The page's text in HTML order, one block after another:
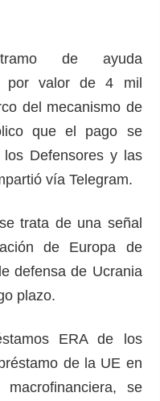
de ayuda
por valor de 4 mil
del mecanismo de
que el pago se
Defensores y las
vía Telegram.
trata de una señal
de Europa de
defensa de Ucrania
plazo.
ERA de los
de la UE en
se